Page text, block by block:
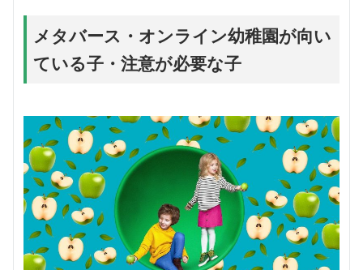
メタバース・オンライン幼稚園が向い
ている子・注意が必要な子